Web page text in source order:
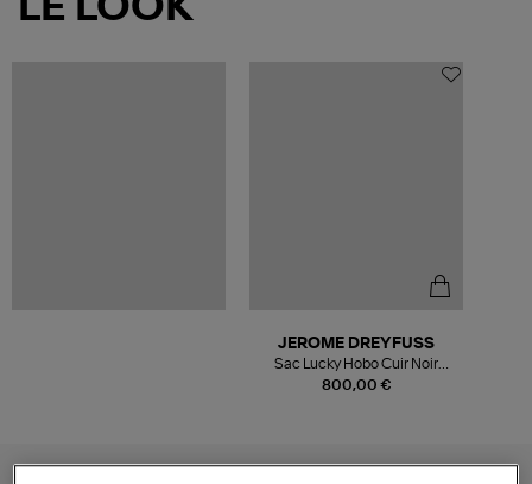
LE LOOK
800,00 €
JEROME DREYFUSS
Sac Lucky Hobo Cuir Noir
Silver